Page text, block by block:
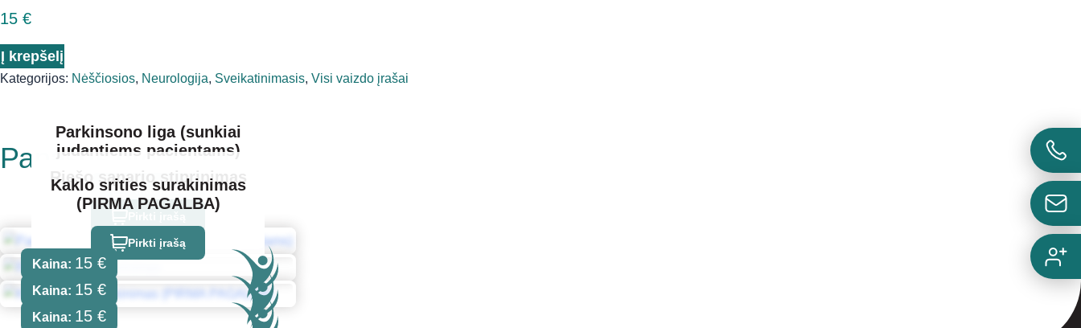
15 €
produkto kiekis: Nugaros srities atpalaidavimas
Į krepšelį
Kategorijos: Nėščiosios, Neurologija, Sveikatinimasis, Visi vaizdo įrašai
Panašūs produktai
Kaina: 15 €
Parkinsono liga (sunkiai
judantiems pacientams)
Pirkti įrašą
Kaina: 15 €
Riešo sąnario stiprinimas
Kaina: 15 €
Kaklo srities surakinimas
(PIRMA PAGALBA)
Pirkti įrašą